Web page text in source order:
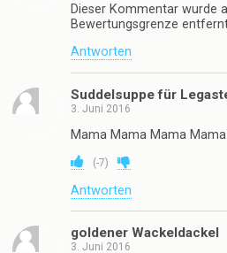
Dieser Kommentar wurde
Bewertungsgrenze
Antworten
Suddelsuppe für
3. Juni 2016
Mama Mama Mama
(-7)
Antworten
goldener Wackeldackel
3. Juni 2016